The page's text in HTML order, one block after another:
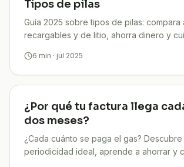
Tipos de pilas
Guía 2025 sobre tipos de pilas: compara
recargables y de litio, ahorra dinero y
6 min · jul 2025
¿Por qué tu factura llega
dos meses?
¿Cada cuánto se paga el gas? Descubre
periodicidad ideal, aprende a ahorrar y